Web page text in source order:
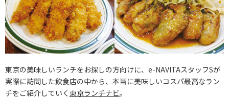
東京の美味しいランチをお探しの方向けに、e-NAVITAスタッフSが
実際に訪問した飲食店の中から、本当に美味しいコスパ最高なラン
チをご紹介していく 東京ランチナビ。